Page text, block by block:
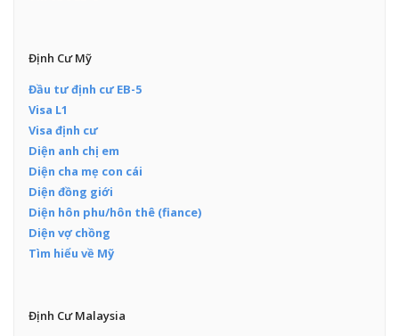
Định Cư Mỹ
Đầu tư định cư EB-5
Visa L1
Visa định cư
Diện anh chị em
Diện cha mẹ con cái
Diện đồng giới
Diện hôn phu/hôn thê (fiance)
Diện vợ chồng
Tìm hiểu về Mỹ
Định Cư Malaysia